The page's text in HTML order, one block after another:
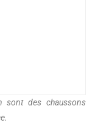
sont des chaussons